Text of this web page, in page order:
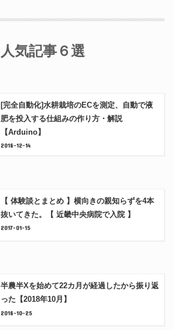
人気記事６選
[完全自動化]水耕栽培のECを測定、自動で液
肥を投入する仕組みの作り方・解説
【Arduino】
2018-12-14
【 体験談とまとめ 】横向きの親知らずを4本
抜いてきた。【 近畿中央病院で入院 】
2017-01-15
半農半Xを始めて22カ月が経過したから振り返
った【2018年10月】
2018-10-25